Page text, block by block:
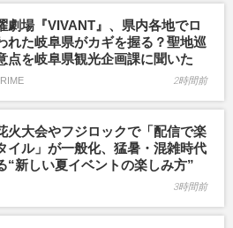
劇場『VIVANT』、県内各地でロ
れた岐阜県がカギを握る？聖地巡
点を岐阜県観光企画課に聞いた
2時間前
火大会やフジロックで「配信で楽
イル」が一般化、猛暑・混雑時代
“新しい夏イベントの楽しみ方”
3時間前